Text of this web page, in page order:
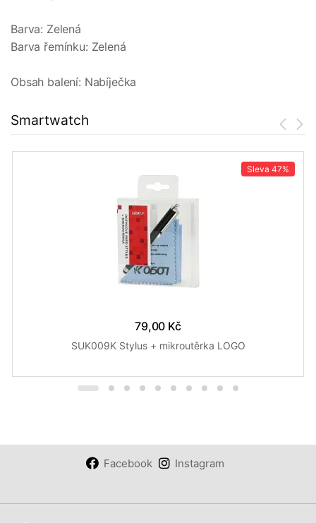
Barva: Zelená
Barva řemínku: Zelená
Obsah balení: Nabíječka
Smartwatch
Sleva 47%
79,00 Kč
SUK009K Stylus + mikroutěrka LOGO
Facebook Instagram